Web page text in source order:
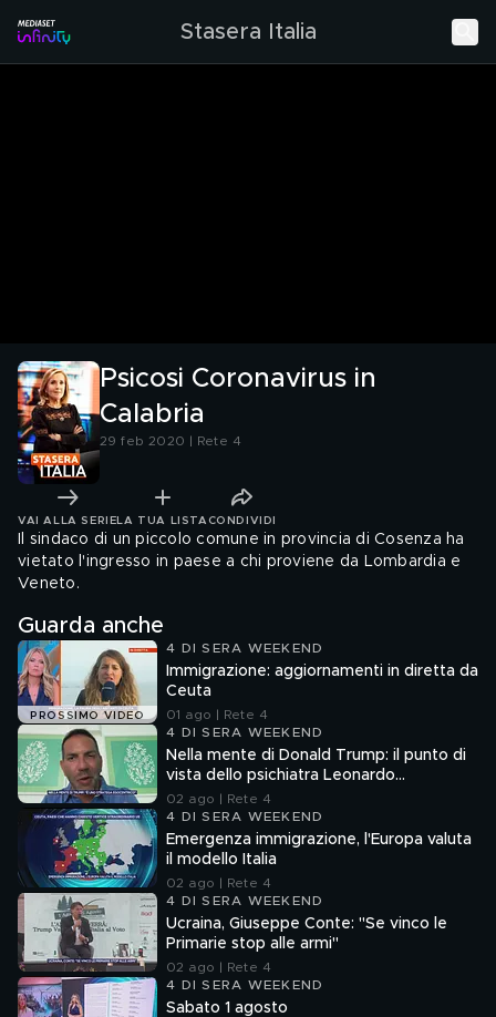
Stasera Italia
Psicosi Coronavirus in
Calabria
29 feb 2020 | Rete 4
VAI ALLA SERIE LA TUA LISTA CONDIVIDI
Il sindaco di un piccolo comune in provincia di Cosenza ha
vietato l'ingresso in paese a chi proviene da Lombardia e
Veneto.
Guarda anche
PROSSIMO VIDEO
4 DI SERA WEEKEND
Immigrazione: aggiornamenti in diretta da
Ceuta
01 ago | Rete 4
4 DI SERA WEEKEND
Nella mente di Donald Trump: il punto di
vista dello psichiatra Leonardo
Mendolicchio
02 ago | Rete 4
4 DI SERA WEEKEND
Emergenza immigrazione, l'Europa valuta
il modello Italia
02 ago | Rete 4
4 DI SERA WEEKEND
Ucraina, Giuseppe Conte: "Se vinco le
Primarie stop alle armi"
02 ago | Rete 4
4 DI SERA WEEKEND
Sabato 1 agosto